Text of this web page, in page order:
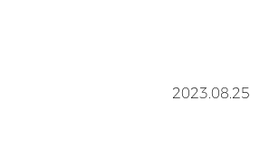
2023.08.25